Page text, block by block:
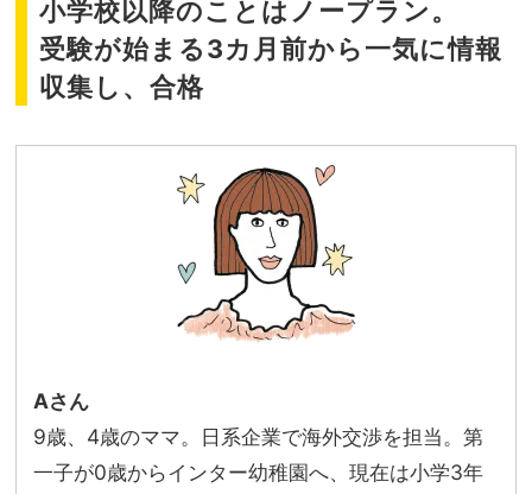
小学校以降のことはノープラン。
受験が始まる3カ月前から一気に情報
収集し、合格
Aさん
9歳、4歳のママ。日系企業で海外交渉を担当。第
一子が0歳からインター幼稚園へ、現在は小学3年